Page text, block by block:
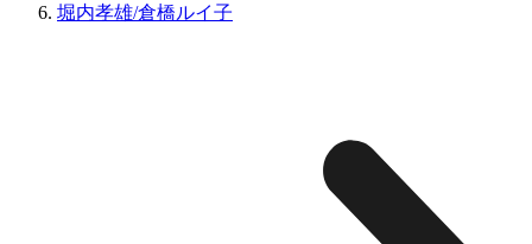
堀内孝雄/倉橋ルイ子